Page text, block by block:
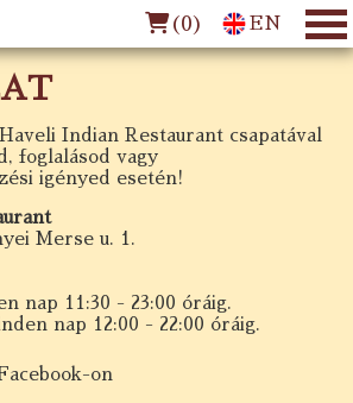
(0) EN
Indian Restaurant csapatával
foglalásod vagy
igényed esetén!
Merse u. 1.
nap 11:30 - 23:00 óráig.
nap 12:00 - 22:00 óráig.
on